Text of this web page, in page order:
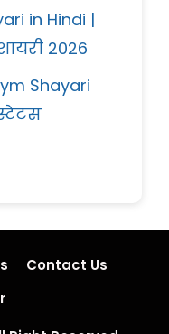
in Hindi |
2026
Shayari
Contact Us